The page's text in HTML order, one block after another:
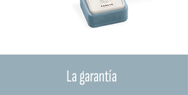
La garantía